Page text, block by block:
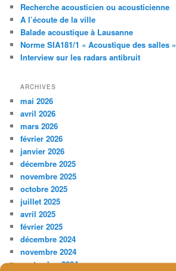
Recherche acousticien ou acousticienne
A l’écoute de la ville
Balade acoustique à Lausanne
Norme SIA181/1 « Acoustique des salles »
Interview sur les radars antibruit
ARCHIVES
mai 2026
avril 2026
mars 2026
février 2026
janvier 2026
décembre 2025
novembre 2025
octobre 2025
juillet 2025
avril 2025
février 2025
décembre 2024
novembre 2024
septembre 2024